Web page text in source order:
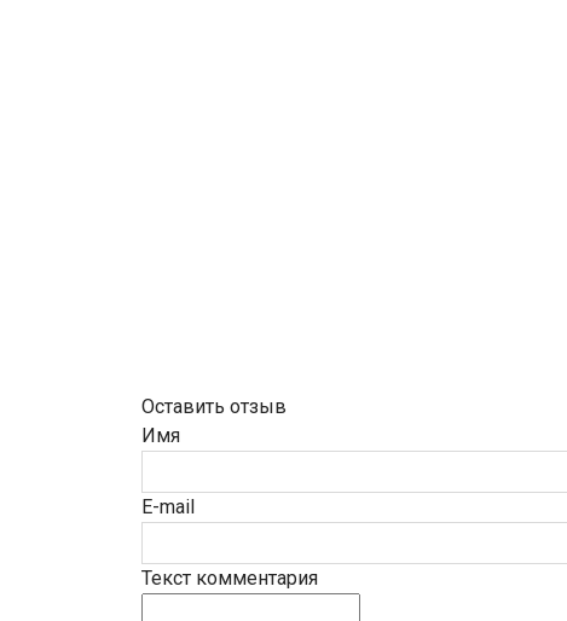
Оставить отзыв
Имя
E-mail
Текст комментария